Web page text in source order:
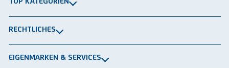
Newsletter
Schwerlastregale
RECHTLICHES
EIGENMARKEN & SERVICES